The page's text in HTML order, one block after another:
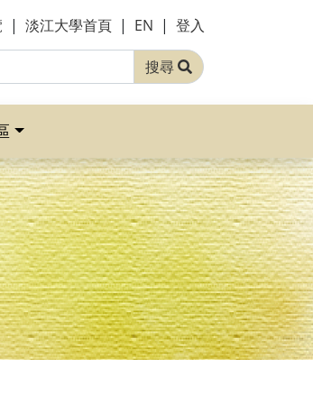
| 淡江大學首頁 | EN | 登入
搜尋